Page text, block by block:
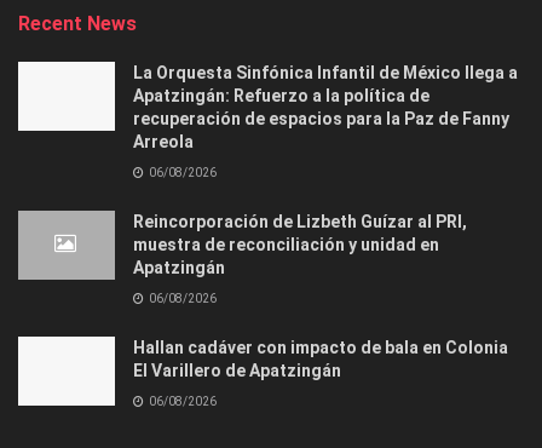
Recent News
La Orquesta Sinfónica Infantil de México llega a
Apatzingán: Refuerzo a la política de
recuperación de espacios para la Paz de Fanny
Arreola
06/08/2026
Reincorporación de Lizbeth Guízar al PRI,
muestra de reconciliación y unidad en
Apatzingán
06/08/2026
Hallan cadáver con impacto de bala en Colonia
El Varillero de Apatzingán
06/08/2026